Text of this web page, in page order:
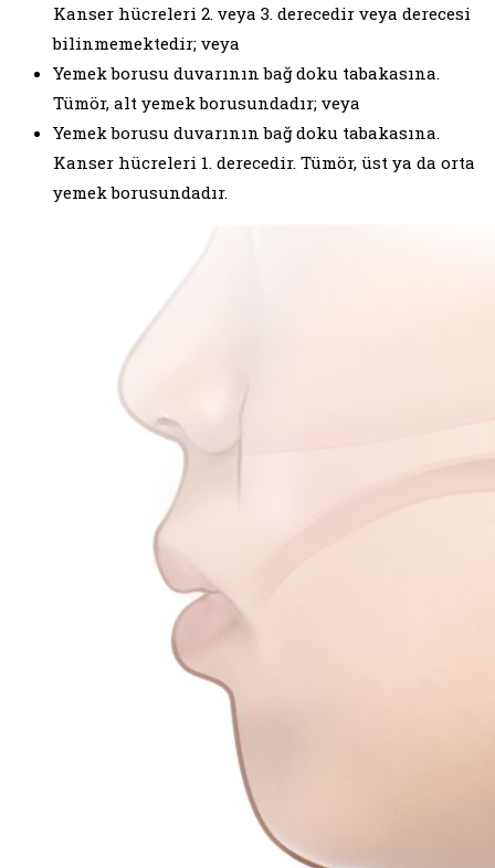
Kanser hücreleri 2. veya 3. derecedir veya derecesi
bilinmemektedir; veya
Yemek borusu duvarının bağ doku tabakasına.
Tümör, alt yemek borusundadır; veya
Yemek borusu duvarının bağ doku tabakasına.
Kanser hücreleri 1. derecedir. Tümör, üst ya da orta
yemek borusundadır.